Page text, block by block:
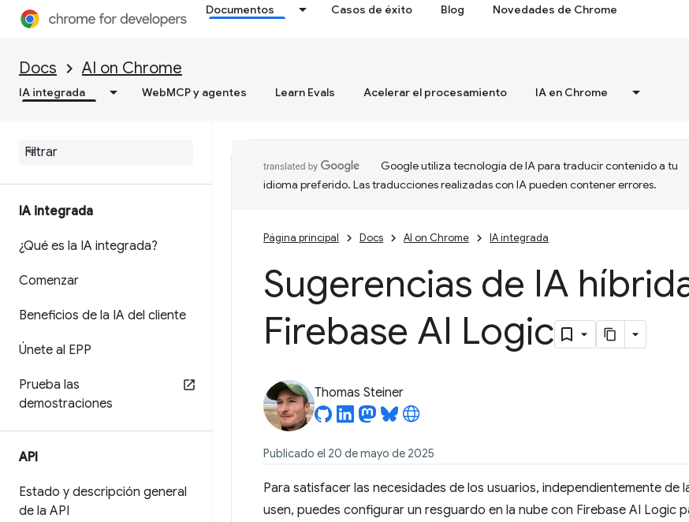
Documentos Casos de éxito Blog Novedades de Chrome
Docs AI on Chrome
IA integrada WebMCP y agentes Learn Evals Acelerar el procesamiento IA en Chrome
IA integrada
¿Qué es la IA integrada?
Comenzar
Beneficios de la IA del cliente
Únete al EPP
Prueba las
demostraciones
API
Estado y descripción general
de la API
Google utiliza tecnología de IA para traducir contenido a tu
idioma preferido. Las traducciones realizadas con IA pueden contener errores.
Página principal Docs AI on Chrome IA integrada
Sugerencias de IA
Firebase AI Logic
Thomas Steiner
Publicado el 20 de mayo de 2025
Para satisfacer las necesidades de los usuarios, independientemente de
usen, puedes configurar un resguardo en la nube con Firebase AI Logic